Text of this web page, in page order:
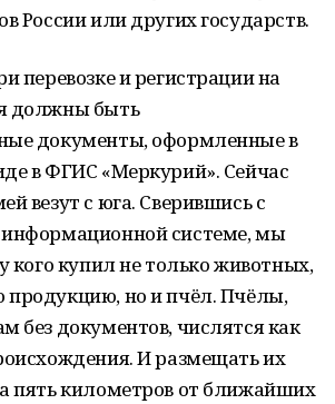
России или других государств.
перевозке и регистрации на
должны быть
документы, оформленные в
в ФГИС «Меркурий». Сейчас
везут с юга. Сверившись с
системе, мы
кого купил не только животных,
но и пчёл. Пчёлы,
без документов, числятся как
И размещать их
пять километров от ближайших